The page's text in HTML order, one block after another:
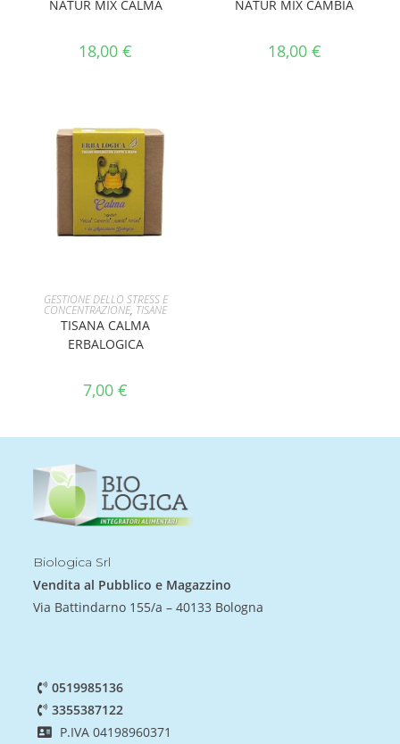
NATUR MIX CALMA
18,00€
NATUR MIX CAMBIA
18,00 €
AGGIUNGI AL CARRELLO
GESTIONE DELLO STRESS E
CONCENTRAZIONE, TISANE
TISANA CALMA
ERBALOGICA
7,00€
Biologica Srl
Vendita al Pubblico e Magazzino
Via Battindarno 155/a – 40133 Bologna
0519985136
3355387122
P.IVA 04198960371